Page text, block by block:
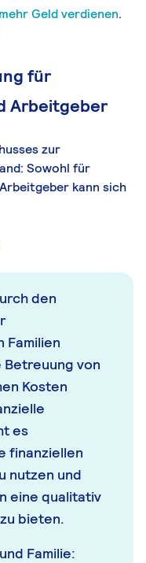
mehr Geld verdienen.
für
Arbeitgeber
zur
Sowohl für
kann sich
den
Familien
von
Kosten
es
finanziellen
nutzen und
eine qualitativ
bieten.
Familie: